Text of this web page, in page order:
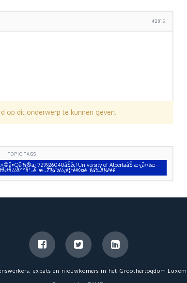
#2815
op dit onderwerp te kunnen geven.
TOPIC TAGS
of AlbertaåŠ æ‹¿å¤§æ–
expats en nieuwkomers in het Groothertogdom